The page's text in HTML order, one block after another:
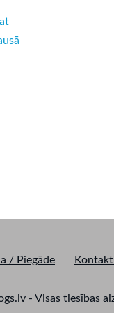
/ Piegāde
- Visas